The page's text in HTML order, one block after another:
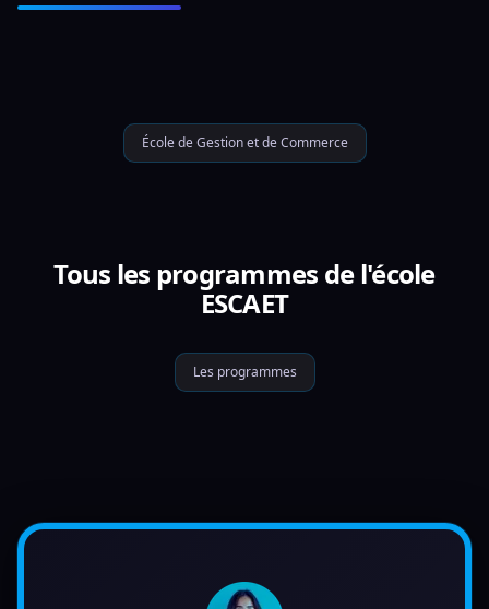
École de Gestion et de Commerce
Tous les programmes de l'école
ESCAET
Les programmes